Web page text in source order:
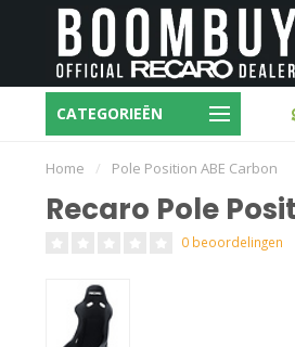
CATEGORIEËN
besteld? Morgen in huis
Home / Pole Position ABE Carbon
Recaro Pole
0 beoordelingen